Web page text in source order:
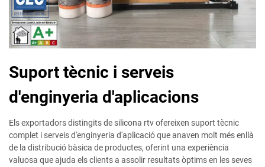
Suport tècnic i serveis
d'enginyeria d'aplicacions
Els exportadors distingits de silicona rtv ofereixen suport tècnic
complet i serveis d'enginyeria d'aplicació que anaven molt més enllà
de la distribució bàsica de productes, oferint una experiència
valuosa que ajuda els clients a assolir resultats òptims en les seves